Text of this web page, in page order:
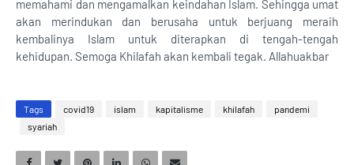
memahami dan mengamalkan keindahan Islam. Sehingga umat
akan merindukan dan berusaha untuk berjuang meraih
kembalinya Islam untuk diterapkan di tengah-tengah
kehidupan. Semoga Khilafah akan kembali tegak. Allahuakbar
Tags covid19 islam kapitalisme khilafah
pandemi
syariah